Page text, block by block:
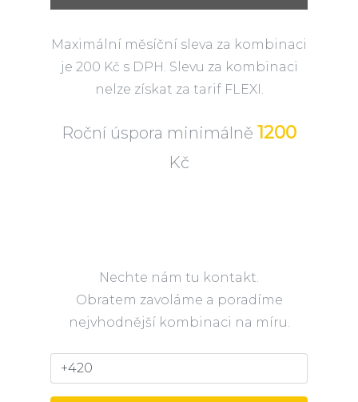
Maximální měsíční sleva za kombinaci
je 200 Kč s DPH. Slevu za kombinaci
nelze získat za tarif FLEXI.
Roční úspora minimálně 1200
Kč
Nechte nám tu kontakt.
Obratem zavoláme a poradíme
nejvhodnější kombinaci na míru.